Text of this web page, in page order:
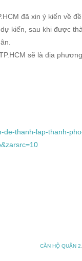
đã xin ý kiến về
kiến, sau khi được
sẽ là địa
thanh-lap-thanh-
CĂN HỘ QUẬN 2,